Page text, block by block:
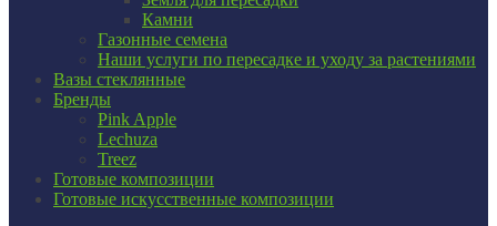
Камни
Газонные семена
Наши услуги по пересадке и уходу за растениями
Вазы стеклянные
Бренды
Pink Apple
Lechuza
Treez
Готовые композиции
Готовые искусственные композиции